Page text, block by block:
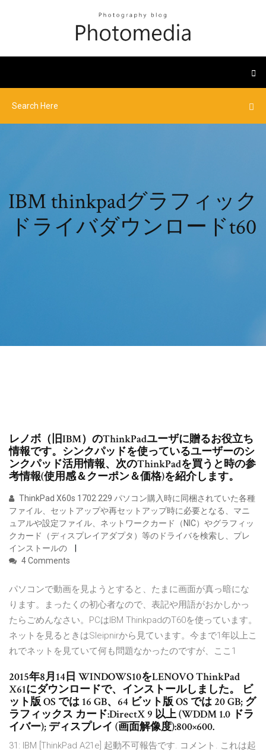
IBM thinkpadグラフィック
ドライバダウンロードt60
レノボ（旧IBM）のThinkPadユーザに贈るお役立ち
情報です。シンクパッドを使っているユーザーのシ
ンクパッド活用情報、次のThinkPadを買うと時の参
考情報(使用感＆クーポン＆価格)を紹介します。
ThinkPad X60s 1702 229 パソコン購入時に同梱されていた各種
ファイル、セットアップや再セットアップ時に必要となる、マニ
ュアルや設定ファイル、ネットワークカード（NIC）やグラフィッ
クカード（ディスプレイアダプタ）等のドライバを検索し、プレ
インストールの
4 Comments
パソコンで動画を見ようとすると、たまに画面が真っ暗にな
ります。まったくの初心者なので、表記や用語がおかしかっ
たらごめんなさい。PCはIBM ThinkpadのT60を使っています。
ネットを見るときはSleipnirから見ています。今まで1年以上こ
れでネットを見ていて何も問題なかったのですが、ここ1
2015年8月14日 WINDOWS10をLENOVO ThinkPad
X61にダウンロードで、インストールしました。 ビ
ット版 OS では 16 GB、64 ビット版 OS では 20 GB; グ
ラフィックス カード:DirectX 9 以上 (WDDM 1.0 ドラ
イバー); ディスプレイ (画面解像度):800×600.
31: IBM [ThinkPad A21e] 起動不可報告です. コメント. これは起